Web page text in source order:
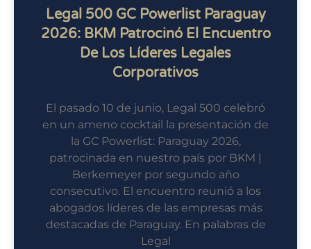
Legal 500 GC Powerlist Paraguay
2026: BKM Patrocinó El Encuentro
De Los Líderes Legales
Corporativos
El pasado 10 de junio, Legal 500 celebró
en un ameno cocktail la presentación de
la GC Powerlist: Paraguay 2026,
patrocinada en nuestro país por BKM |
Berkemeyer por segundo año
consecutivo. El encuentro reunió a los
abogados líderes de las empresas más
destacadas de Paraguay. En palabras de
Legal